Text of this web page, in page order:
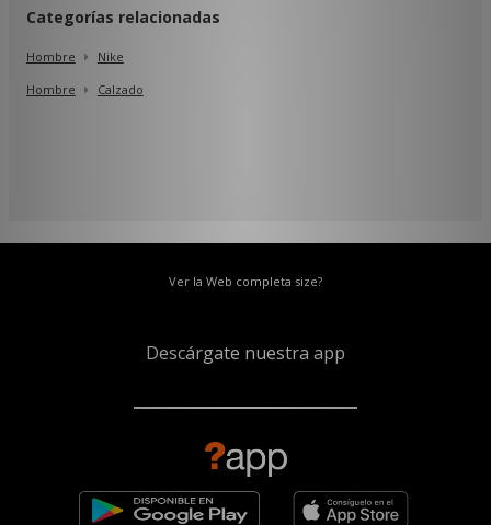
Categorías relacionadas
Hombre
Nike
Hombre
Calzado
Ver la Web completa size?
Descárgate nuestra app